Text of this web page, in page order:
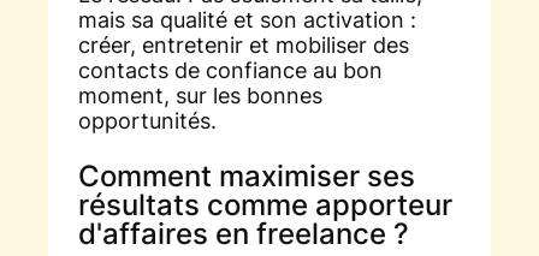
mais sa qualité et son activation :
créer, entretenir et mobiliser des
contacts de confiance au bon
moment, sur les bonnes
opportunités.
Comment maximiser ses
résultats comme apporteur
d'affaires en freelance ?